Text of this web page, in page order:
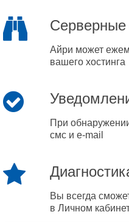
Айри может
вашего хостинга
При
смс и e-mail
Вы всегда
в Личном